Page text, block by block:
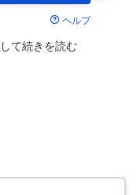
ヘルプ
して続きを読む